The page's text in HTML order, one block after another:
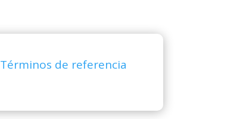
Términos de referencia